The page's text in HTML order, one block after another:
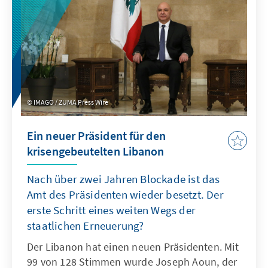
Nawaf Salam und des Präsidenten Joseph
Aoun zu werten. Die Wahlen geben zudem
einen ersten Einblick in die politische
Machtbalance im Land nach dem Krieg
zwischen Israel und Hisbollah und vor den
Parlamentswahlen, die 2026 stattfinden
werden.
IMAGO / ZUMA Press Wire
Ein neuer Präsident für den
krisengebeutelten Libanon
Nach über zwei Jahren Blockade ist das
Amt des Präsidenten wieder besetzt. Der
erste Schritt eines weiten Wegs der
staatlichen Erneuerung?
Der Libanon hat einen neuen Präsidenten. Mit
99 von 128 Stimmen wurde Joseph Aoun, der